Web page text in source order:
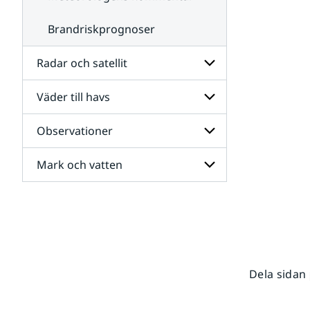
Brandriskprognoser
Radar och satellit
Undersidor
för
Radar
och
satellit
Väder till havs
Undersidor
för
Väder
till
havs
Observationer
Undersidor
för
Mark och vatten
Dela sidan